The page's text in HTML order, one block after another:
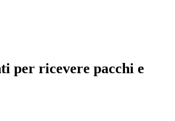
per ricevere pacchi e